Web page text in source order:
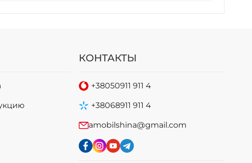
КОНТАКТЫ
+38050911 911 4
+38068911 911 4
amobilshina@gmail.com